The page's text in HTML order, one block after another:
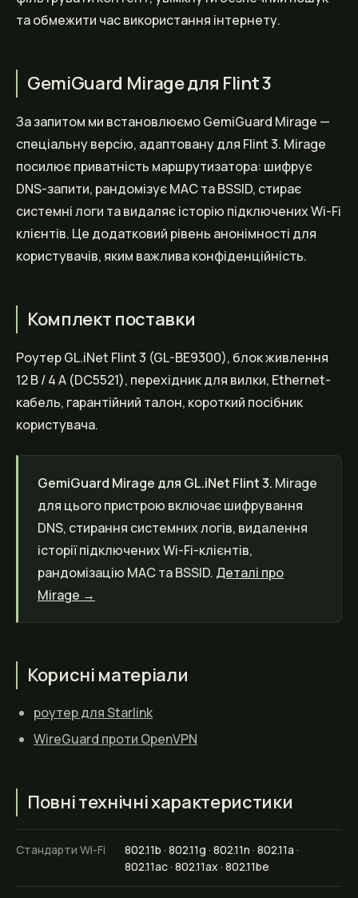
та обмежити час використання інтернету.
GemiGuard Mirage для Flint 3
За запитом ми встановлюємо GemiGuard Mirage —
спеціальну версію, адаптовану для Flint 3. Mirage
посилює приватність маршрутизатора: шифрує
DNS-запити, рандомізує MAC та BSSID, стирає
системні логи та видаляє історію підключених Wi-Fi
клієнтів. Це додатковий рівень анонімності для
користувачів, яким важлива конфіденційність.
Комплект поставки
Роутер GL.iNet Flint 3 (GL-BE9300), блок живлення
12 В / 4 А (DC5521), перехідник для вилки, Ethernet-
кабель, гарантійний талон, короткий посібник
користувача.
GemiGuard Mirage для GL.iNet Flint 3. Mirage
для цього пристрою включає шифрування
DNS, стирання системних логів, видалення
історії підключених Wi-Fi-клієнтів,
рандомізацію MAC та BSSID. Деталі про
Mirage →
Корисні матеріали
роутер для Starlink
WireGuard проти OpenVPN
Повні технічні характеристики
Стандарти Wi-Fi
802.11b · 802.11g · 802.11n · 802.11a ·
802.11ac · 802.11ax · 802.11be